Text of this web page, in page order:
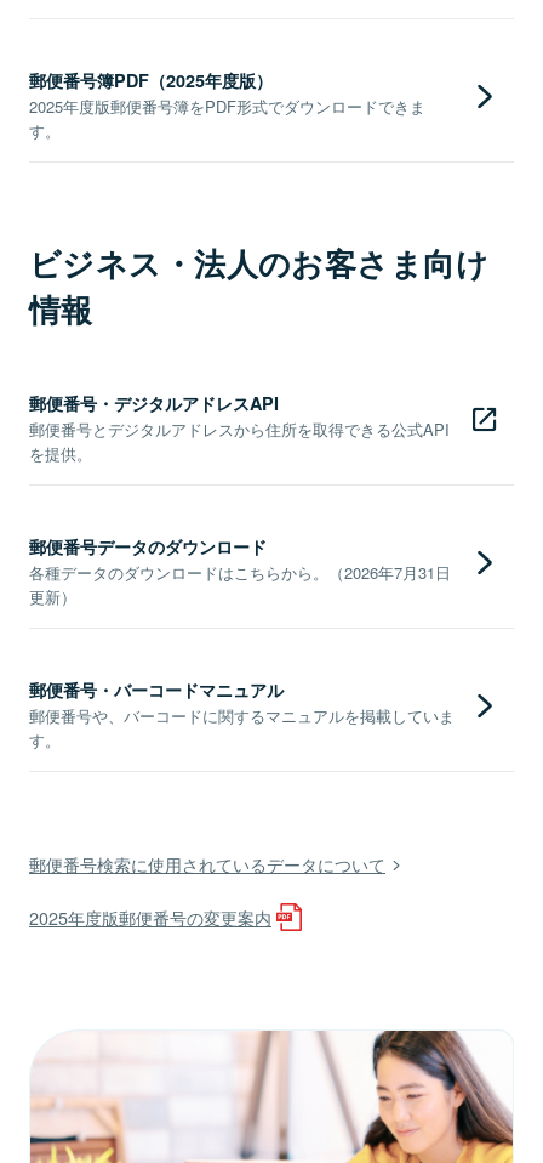
郵便番号簿PDF（2025年度版）
2025年度版郵便番号簿をPDF形式でダウンロードできま
す。
ビジネス・法人のお客さま向け
情報
郵便番号・デジタルアドレスAPI
郵便番号とデジタルアドレスから住所を取得できる公式API
を提供。
郵便番号データのダウンロード
各種データのダウンロードはこちらから。（2026年7月31日
更新）
郵便番号・バーコードマニュアル
郵便番号や、バーコードに関するマニュアルを掲載していま
す。
郵便番号検索に使用されているデータについて
2025年度版郵便番号の変更案内